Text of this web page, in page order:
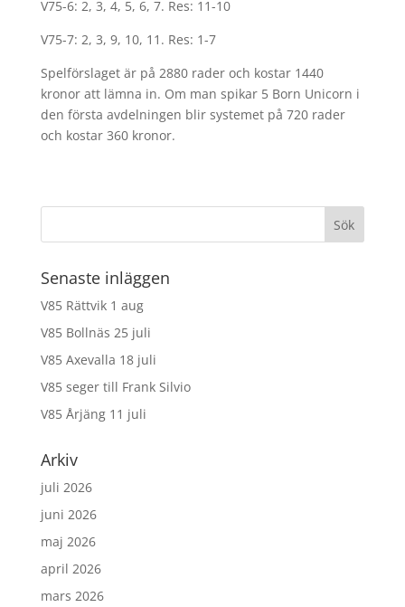
V75-6: 2, 3, 4, 5, 6, 7. Res: 11-10
V75-7: 2, 3, 9, 10, 11. Res: 1-7
Spelförslaget är på 2880 rader och kostar 1440
kronor att lämna in. Om man spikar 5 Born Unicorn i
den första avdelningen blir systemet på 720 rader
och kostar 360 kronor.
Senaste inläggen
V85 Rättvik 1 aug
V85 Bollnäs 25 juli
V85 Axevalla 18 juli
V85 seger till Frank Silvio
V85 Årjäng 11 juli
Arkiv
juli 2026
juni 2026
maj 2026
april 2026
mars 2026